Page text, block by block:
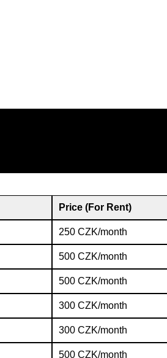
Price (For Rent)
250 CZK/month
500 CZK/month
500 CZK/month
300 CZK/month
300 CZK/month
500 CZK/month